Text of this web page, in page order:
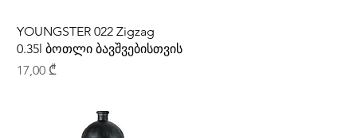
YOUNGSTER 022 Zigzag
0.35l ბოთლი ბავშვებისთვის
Price
17,00 ₾